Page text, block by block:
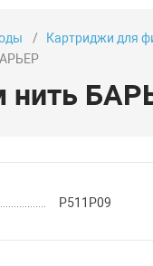
Картриджи для
нить
Р511Р09